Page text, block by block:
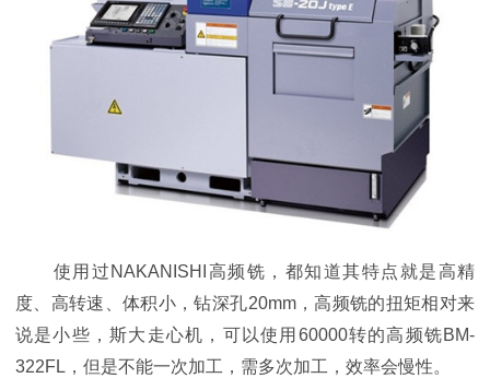
使用过NAKANISHI高频铣，都知道其特点就是高精
度、高转速、体积小，钻深孔20mm，高频铣的扭矩相对来
说是小些，斯大走心机，可以使用60000转的高频铣BM-
322FL，但是不能一次加工，需多次加工，效率会慢性。